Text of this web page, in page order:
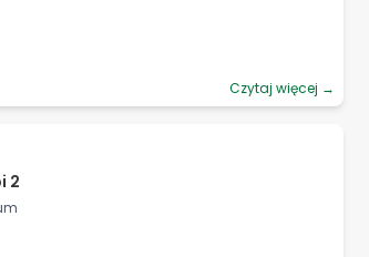
Czytaj więcej →
2